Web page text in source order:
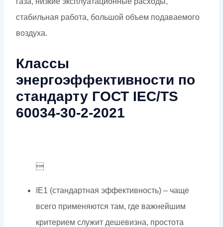
стабильная работа, большой объем подаваемого
воздуха.
Классы
энергоэффективности по
стандарту ГОСТ IEC/TS
60034-30-2-2021

IE1 (стандартная эффективность) – чаще
всего применяются там, где важнейшим
критерием служит дешевизна, простота